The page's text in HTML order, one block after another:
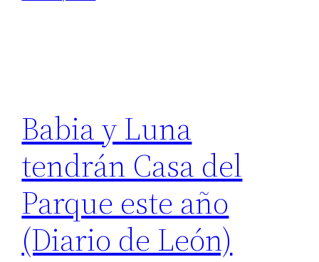
Babia y Luna
tendrán Casa del
Parque este año
(Diario de León)